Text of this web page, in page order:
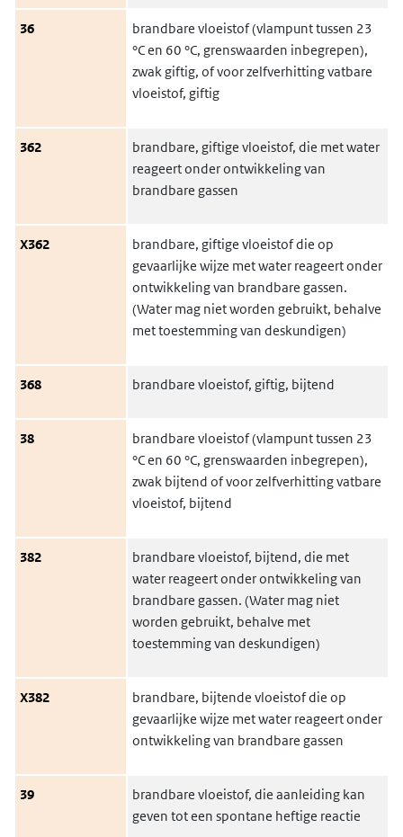
36
brandbare vloeistof (vlampunt tussen 23
°C en 60 °C, grenswaarden inbegrepen),
zwak giftig, of voor zelfverhitting vatbare
vloeistof, giftig
362
brandbare, giftige vloeistof, die met water
reageert onder ontwikkeling van
brandbare gassen
X362
brandbare, giftige vloeistof die op
gevaarlijke wijze met water reageert onder
ontwikkeling van brandbare gassen.
(Water mag niet worden gebruikt, behalve
met toestemming van deskundigen)
368 brandbare vloeistof, giftig, bijtend
38
brandbare vloeistof (vlampunt tussen 23
°C en 60 °C, grenswaarden inbegrepen),
zwak bijtend of voor zelfverhitting vatbare
vloeistof, bijtend
382
brandbare vloeistof, bijtend, die met
water reageert onder ontwikkeling van
brandbare gassen. (Water mag niet
worden gebruikt, behalve met
toestemming van deskundigen)
X382
brandbare, bijtende vloeistof die op
gevaarlijke wijze met water reageert onder
ontwikkeling van brandbare gassen
39
brandbare vloeistof, die aanleiding kan
geven tot een spontane heftige reactie